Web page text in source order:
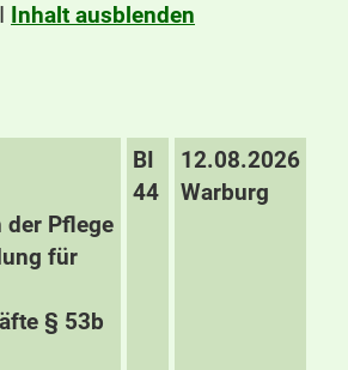
I Inhalt ausblenden
der Pflege
für
§ 53b
BI
44
12.08.2026
Warburg